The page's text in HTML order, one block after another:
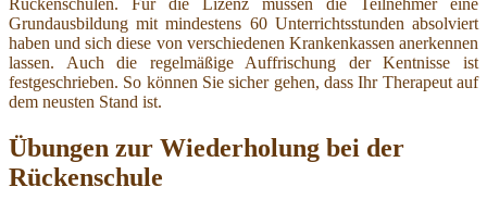
Rückenschulen. Für die Lizenz müssen die Teilnehmer eine
Grundausbildung mit mindestens 60 Unterrichtsstunden absolviert
haben und sich diese von verschiedenen Krankenkassen anerkennen
lassen. Auch die regelmäßige Auffrischung der Kentnisse ist
festgeschrieben. So können Sie sicher gehen, dass Ihr Therapeut auf
dem neusten Stand ist.
Übungen zur Wiederholung bei der
Rückenschule